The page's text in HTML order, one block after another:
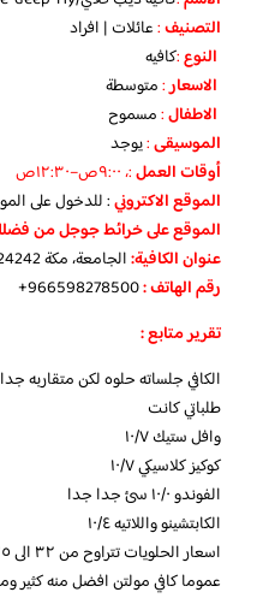
التصنيف:عائلات | افراد
النوع:كافيه
الاسعار:متوسطة
الاطفال:مسموح
الموسيقى:يوجد
‏أوقات العمل:، ٩:٠٠ص–١٢:٣٠ص
الموقع الاكتروني: للدخول على
الموقع على خرائط جوجل من
عنوان الكافية:الجامعة، مكة 24242، المملكة العربية السعودية
رقم الهاتف :966598278500+
تقرير متابع :
الكافي جلساته حلوه لكن متقاربه
طلباتي كانت
وافل ستيك ١٠/٧
كوكيز كلاسيكي ١٠/٧
الفوندو ١٠/٠ سئ جدا جدا
الكابتشينو واللاتيه ١٠/٤
اسعار الحلويات تتراوح من ٣٢ الى ٣٥ لطلباتي
عموما كافي مولتن افضل منه كثير